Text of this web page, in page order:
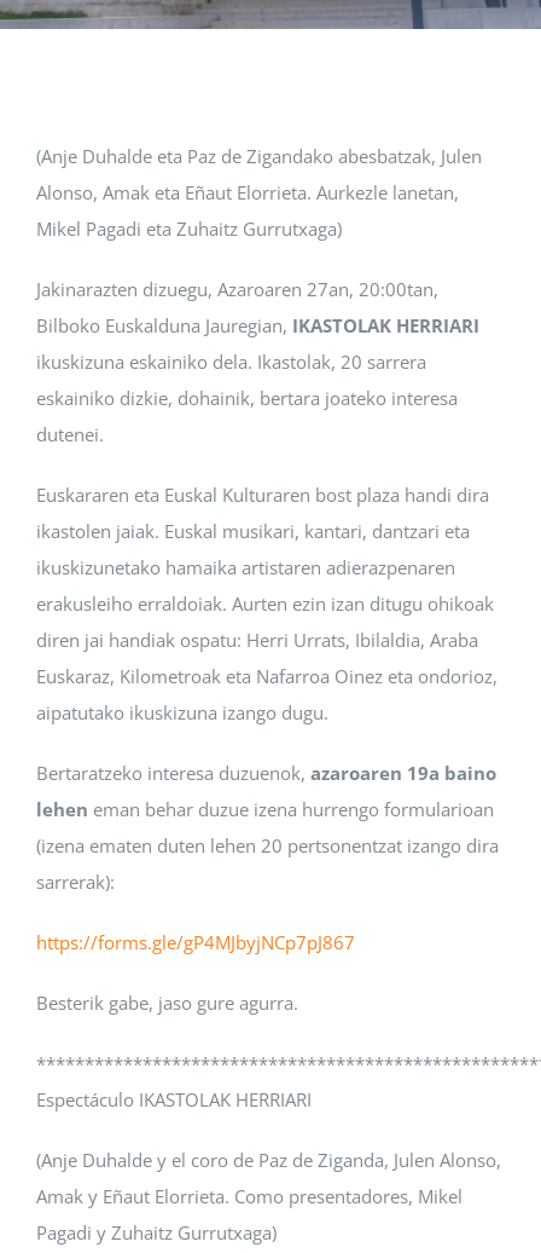
(Anje Duhalde eta Paz de Zigandako abesbatzak, Julen
Alonso, Amak eta Eñaut Elorrieta. Aurkezle lanetan,
Mikel Pagadi eta Zuhaitz Gurrutxaga)
Jakinarazten dizuegu, Azaroaren 27an, 20:00tan,
Bilboko Euskalduna Jauregian, IKASTOLAK HERRIARI
ikuskizuna eskainiko dela. Ikastolak, 20 sarrera
eskainiko dizkie, dohainik, bertara joateko interesa
dutenei.
Euskararen eta Euskal Kulturaren bost plaza handi dira
ikastolen jaiak. Euskal musikari, kantari, dantzari eta
ikuskizunetako hamaika artistaren adierazpenaren
erakusleiho erraldoiak. Aurten ezin izan ditugu ohikoak
diren jai handiak ospatu: Herri Urrats, Ibilaldia, Araba
Euskaraz, Kilometroak eta Nafarroa Oinez eta ondorioz,
aipatutako ikuskizuna izango dugu.
Bertaratzeko interesa duzuenok, azaroaren 19a baino
lehen eman behar duzue izena hurrengo formularioan
(izena ematen duten lehen 20 pertsonentzat izango dira
sarrerak):
https://forms.gle/gP4MJbyjNCp7pJ867
Besterik gabe, jaso gure agurra.
Espectáculo IKASTOLAK HERRIARI
(Anje Duhalde y el coro de Paz de Ziganda, Julen Alonso,
Amak y Eñaut Elorrieta. Como presentadores, Mikel
Pagadi y Zuhaitz Gurrutxaga)